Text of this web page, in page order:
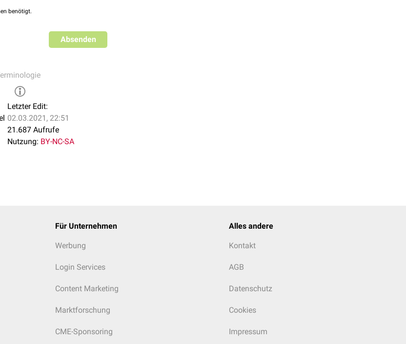
benötigt.
Absenden
Letzter Edit:
02.03.2021, 22:51
21.687 Aufrufe
Nutzung: BY-NC-SA
Für Unternehmen
Werbung
Login Services
Content Marketing
Marktforschung
CME-Sponsoring
Alles andere
Kontakt
AGB
Datenschutz
Cookies
Impressum